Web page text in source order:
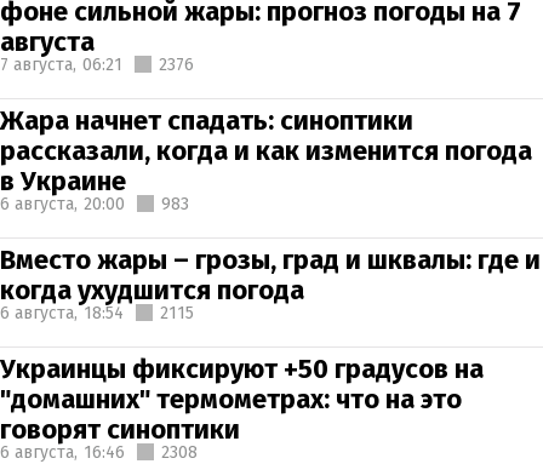
фоне сильной жары: прогноз погоды на 7
августа
7 августа, 06:21 2376
Жара начнет спадать: синоптики
рассказали, когда и как изменится погода
в Украине
6 августа, 20:00 983
Вместо жары – грозы, град и шквалы: где и
когда ухудшится погода
6 августа, 18:54 2115
Украинцы фиксируют +50 градусов на
"домашних" термометрах: что на это
говорят синоптики
6 августа, 16:46 2308